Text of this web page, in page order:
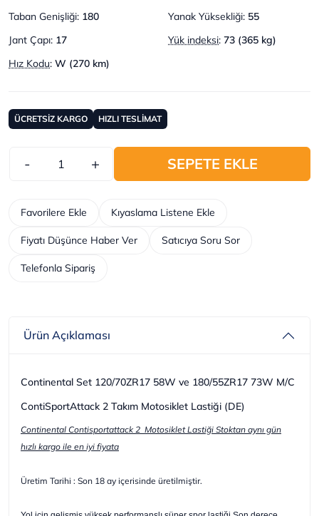
Taban Genişliği: 180 Yanak Yüksekliği: 55
Jant Çapı: 17 Yük indeksi: 73 (365 kg)
Hız Kodu: W (270 km)
ÜCRETSİZ KARGO HIZLI TESLİMAT
- + SEPETE EKLE
Telefonla Sipariş
Kıyaslama Listene Ekle
Favorilere Ekle
Fiyatı Düşünce Haber Ver Satıcıya Soru Sor
Ürün Açıklaması
Continental Set 120/70ZR17 58W ve 180/55ZR17 73W M/C
ContiSportAttack 2 Takım Motosiklet Lastiği (DE)
Continental Contisportattack 2 Motosiklet Lastiği Stoktan aynı gün
hızlı kargo ile en iyi fiyata
Üretim Tarihi : Son 18 ay içerisinde üretilmiştir.